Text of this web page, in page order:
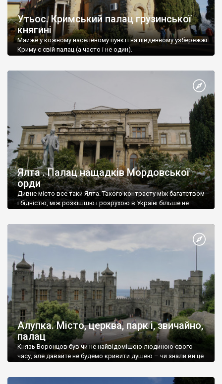
Утьос. Кримський палац грузинської
княгині
Майже у кожному населеному пункті на південному узбережжі
Криму є свій палац (а часто і не один).
Ялта . Палац нащадків Мордовської
орди
Дивне місто все таки Ялта. Такого контрасту між багатством
і бідністю, між розкішшю і розрухою в Україні більше не
Алупка. Місто, церква, парк і, звичайно,
палац
Князь Воронцов був чи не найвідомішою людиною свого
часу, але давайте не будемо кривити душею – чи знали ви це